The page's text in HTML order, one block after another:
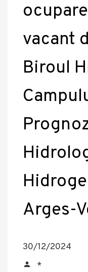
vacant
Biroul
Arges-
30/12/2024
*